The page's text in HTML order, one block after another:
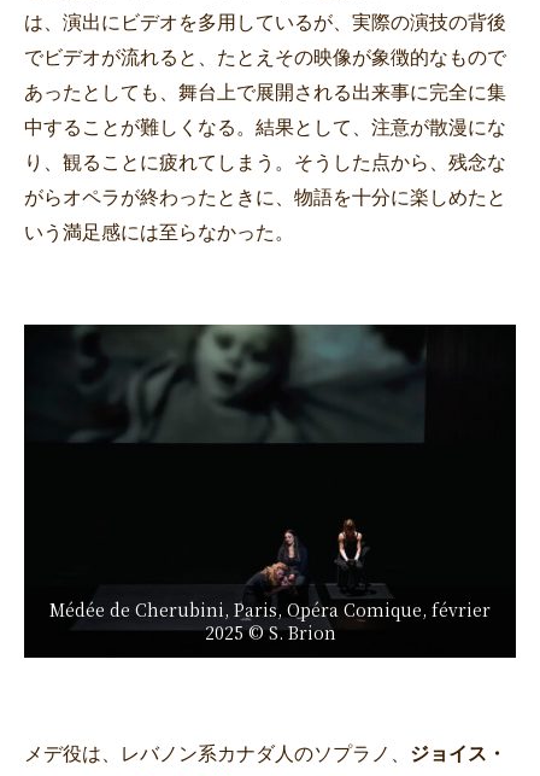
は、演出にビデオを多用しているが、実際の演技の背後
でビデオが流れると、たとえその映像が象徴的なもので
あったとしても、舞台上で展開される出来事に完全に集
中することが難しくなる。結果として、注意が散漫にな
り、観ることに疲れてしまう。そうした点から、残念な
がらオペラが終わったときに、物語を十分に楽しめたと
いう満足感には至らなかった。
Médée de Cherubini, Paris, Opéra Comique, février
2025 © S. Brion
メデ役は、レバノン系カナダ人のソプラノ、 ジョイス・